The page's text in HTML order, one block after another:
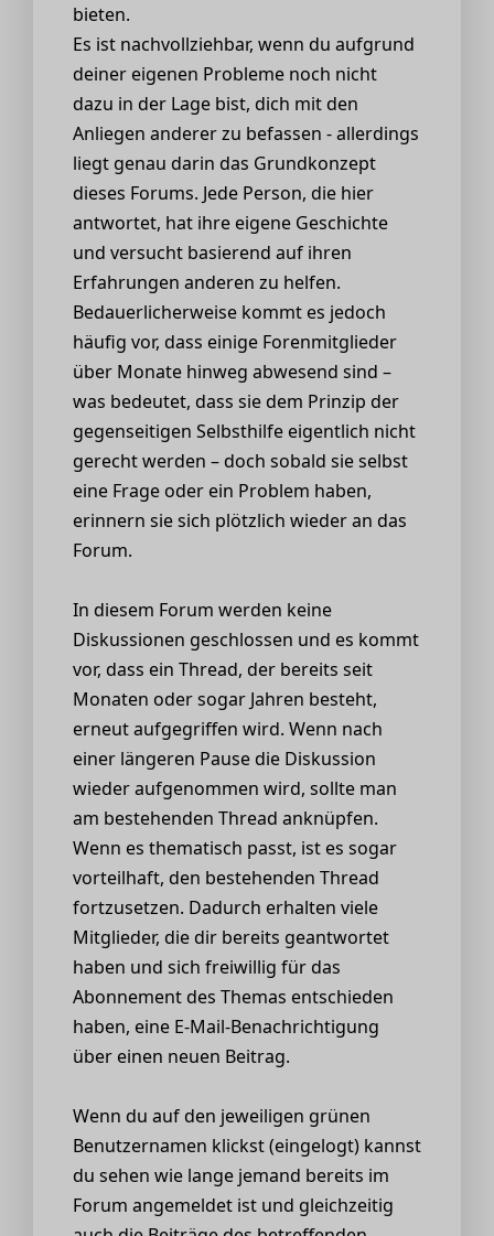
bieten.
Es ist nachvollziehbar, wenn du aufgrund
deiner eigenen Probleme noch nicht
dazu in der Lage bist, dich mit den
Anliegen anderer zu befassen - allerdings
liegt genau darin das Grundkonzept
dieses Forums. Jede Person, die hier
antwortet, hat ihre eigene Geschichte
und versucht basierend auf ihren
Erfahrungen anderen zu helfen.
Bedauerlicherweise kommt es jedoch
häufig vor, dass einige Forenmitglieder
über Monate hinweg abwesend sind –
was bedeutet, dass sie dem Prinzip der
gegenseitigen Selbsthilfe eigentlich nicht
gerecht werden – doch sobald sie selbst
eine Frage oder ein Problem haben,
erinnern sie sich plötzlich wieder an das
Forum.
In diesem Forum werden keine
Diskussionen geschlossen und es kommt
vor, dass ein Thread, der bereits seit
Monaten oder sogar Jahren besteht,
erneut aufgegriffen wird. Wenn nach
einer längeren Pause die Diskussion
wieder aufgenommen wird, sollte man
am bestehenden Thread anknüpfen.
Wenn es thematisch passt, ist es sogar
vorteilhaft, den bestehenden Thread
fortzusetzen. Dadurch erhalten viele
Mitglieder, die dir bereits geantwortet
haben und sich freiwillig für das
Abonnement des Themas entschieden
haben, eine E-Mail-Benachrichtigung
über einen neuen Beitrag.
Wenn du auf den jeweiligen grünen
Benutzernamen klickst (eingelogt) kannst
du sehen wie lange jemand bereits im
Forum angemeldet ist und gleichzeitig